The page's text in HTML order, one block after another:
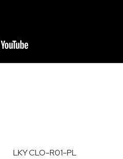
LKY CLO-R01-PL